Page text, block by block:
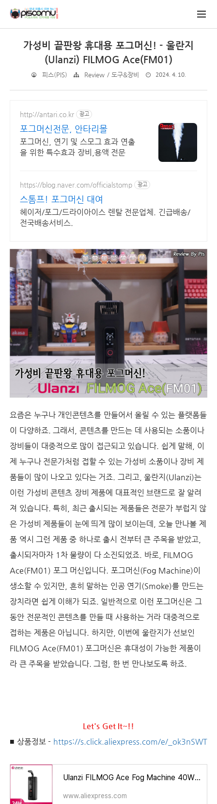
가성비 끝판왕 휴대용 포그머신! - 울란지
(Ulanzi) FILMOG Ace(FM01)
피스(PIS) Review / 도구&장비 2024. 4. 10.
http://antari.co.kr 광고
포그머신전문, 안타리몰
포그머신, 연기 및 스모그 효과 연출
을 위한 특수효과 장비,용액 전문
https://blog.naver.com/officialstomp 광고
스톰프! 포그머신 대여
헤이저/포그/드라이아이스 렌탈 전문업체. 긴급배송/
전국배송서비스.
요즘은 누구나 개인콘텐츠를 만들어서 올릴 수 있는 플랫폼들
이 다양하죠. 그래서, 콘텐츠를 만드는 데 사용되는 소품이나
장비들이 대중적으로 많이 접근되고 있습니다. 쉽게 말해, 이
제 누구나 전문가처럼 접할 수 있는 가성비 소품이나 장비 제
품들이 많이 나오고 있다는 거죠. 그리고, 울란지(Ulanzi)는
이런 가성비 콘텐츠 장비 제품에 대표적인 브랜드로 잘 알려
져 있습니다. 특히, 최근 출시되는 제품들은 전문가 부럽지 않
은 가성비 제품들이 눈에 띄게 많이 보이는데, 오늘 만나볼 제
품 역시 그런 제품 중 하나로 출시 전부터 큰 주목을 받았고,
출시되자마자 1차 물량이 다 소진되었죠. 바로, FILMOG
Ace(FM01) 포그 머신입니다. 포그머신(Fog Machine)이
생소할 수 있지만, 흔히 말하는 인공 연기(Smoke)를 만드는
장치라면 쉽게 이해가 되죠. 일반적으로 이런 포그머신은 그
동안 전문적인 콘텐츠를 만들 때 사용하는 거라 대중적으로
접하는 제품은 아닙니다. 하지만, 이번에 울란지가 선보인
FILMOG Ace(FM01) 포그머신은 휴대성이 가능한 제품이
라 큰 주목을 받았습니다. 그럼, 한 번 만나보도록 하죠.
Let's Get It~!!
■ 상품정보 - https://s.click.aliexpress.com/e/_ok3nSWT
Ulanzi FILMOG Ace Fog Machine 40W Handheld Dry Ice Smoke Machine Studio Video Film Stage Effects Wireless Control Simple Version
www.aliexpress.com